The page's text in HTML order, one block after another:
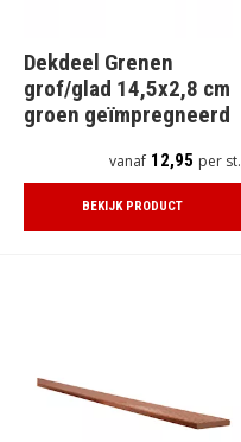
Dekdeel Grenen
grof/glad 14,5x2,8 cm
groen geïmpregneerd
vanaf 12,95 per st.
BEKIJK PRODUCT